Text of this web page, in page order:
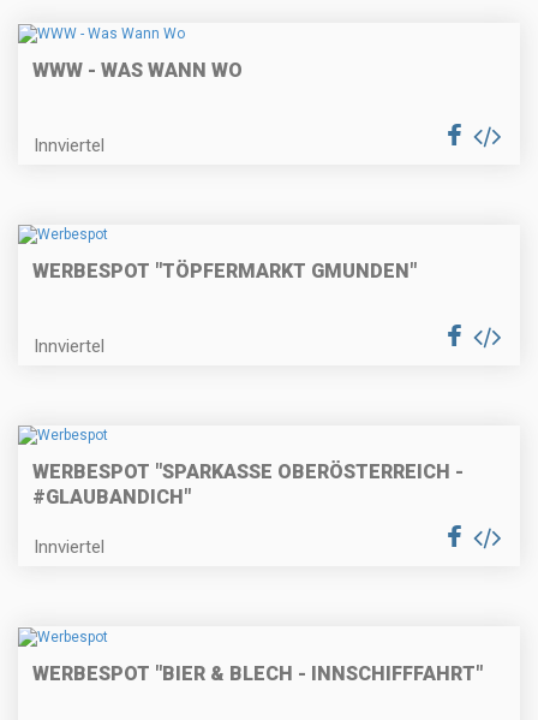
WWW - WAS WANN WO
Innviertel
WERBESPOT "TÖPFERMARKT GMUNDEN"
Innviertel
WERBESPOT "SPARKASSE OBERÖSTERREICH -
#GLAUBANDICH"
Innviertel
WERBESPOT "BIER & BLECH - INNSCHIFFFAHRT"